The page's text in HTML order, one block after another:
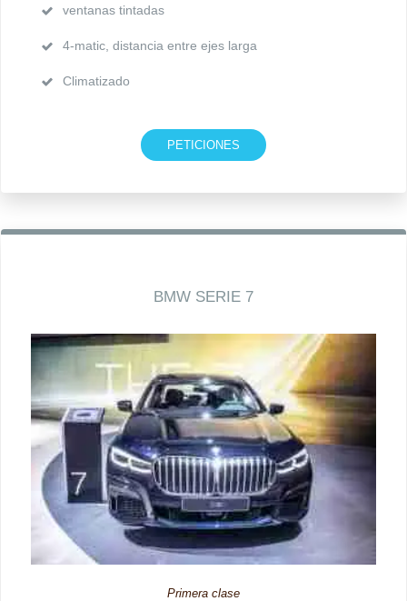
ventanas tintadas
4-matic, distancia entre ejes larga
Climatizado
PETICIONES
BMW SERIE 7
Primera clase